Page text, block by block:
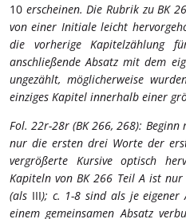
10 erscheinen. Die Rubrik zu BK
von einer Initiale leicht
die vorherige Kapitelzählung
anschließende Absatz mit dem
ungezählt, möglicherweise
einziges Kapitel innerhalb einer
Fol. 22r-28r (BK 266, 268):
nur die ersten drei Worte der
vergrößerte Kursive optisch
Kapiteln von BK 266 Teil A ist
(als III); c. 1-8 sind als je eigener
einem gemeinsamen Absatz